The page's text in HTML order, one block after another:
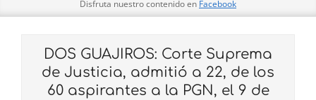
Disfruta nuestro contenido en Facebook
DOS GUAJIROS: Corte Suprema
de Justicia, admitió a 22, de los
60 aspirantes a la PGN, el 9 de